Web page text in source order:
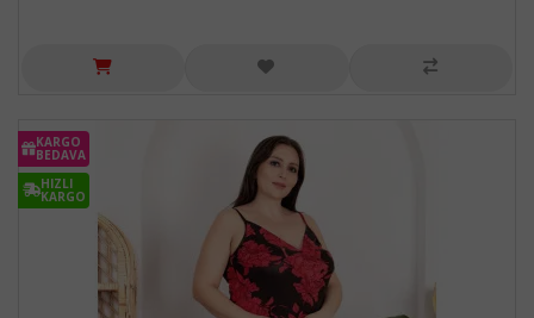
KARGO
BEDAVA
HIZLI
KARGO